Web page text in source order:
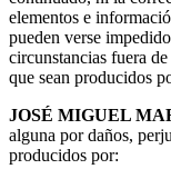
elementos e
pueden verse
circunstancias fuera
que sean producidos
JOSÉ MIGUEL
alguna por daños,
producidos por: